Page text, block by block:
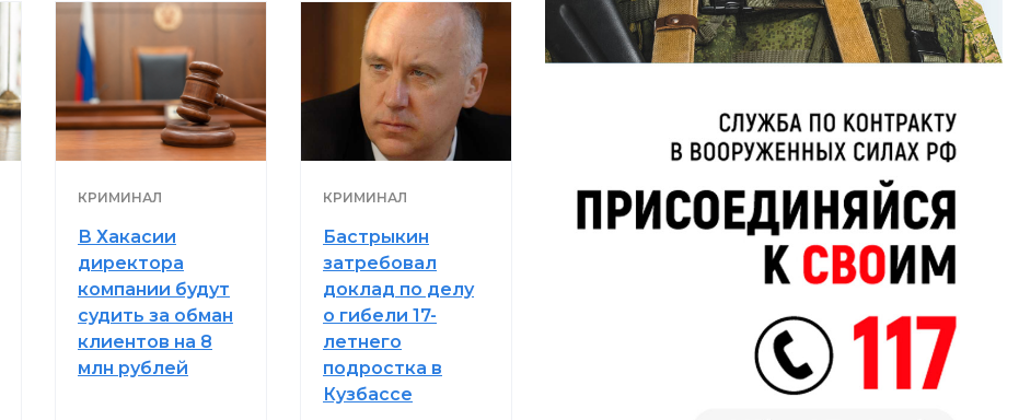
КРИМИНАЛ
В Хакасии
директора
компании будут
судить за обман
клиентов на 8
млн рублей
КРИМИНАЛ
Бастрыкин
затребовал
доклад по делу
о гибели 17-
летнего
подростка в
Кузбассе